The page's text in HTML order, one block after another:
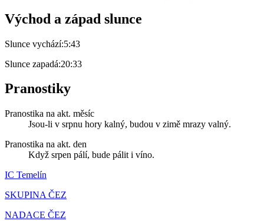
Východ a západ slunce
Slunce vychází:5:43
Slunce zapadá:20:33
Pranostiky
Pranostika na akt. měsíc
Jsou-li v srpnu hory kalný, budou v zimě mrazy valný.
Pranostika na akt. den
Když srpen pálí, bude pálit i víno.
IC Temelín
SKUPINA ČEZ
NADACE ČEZ